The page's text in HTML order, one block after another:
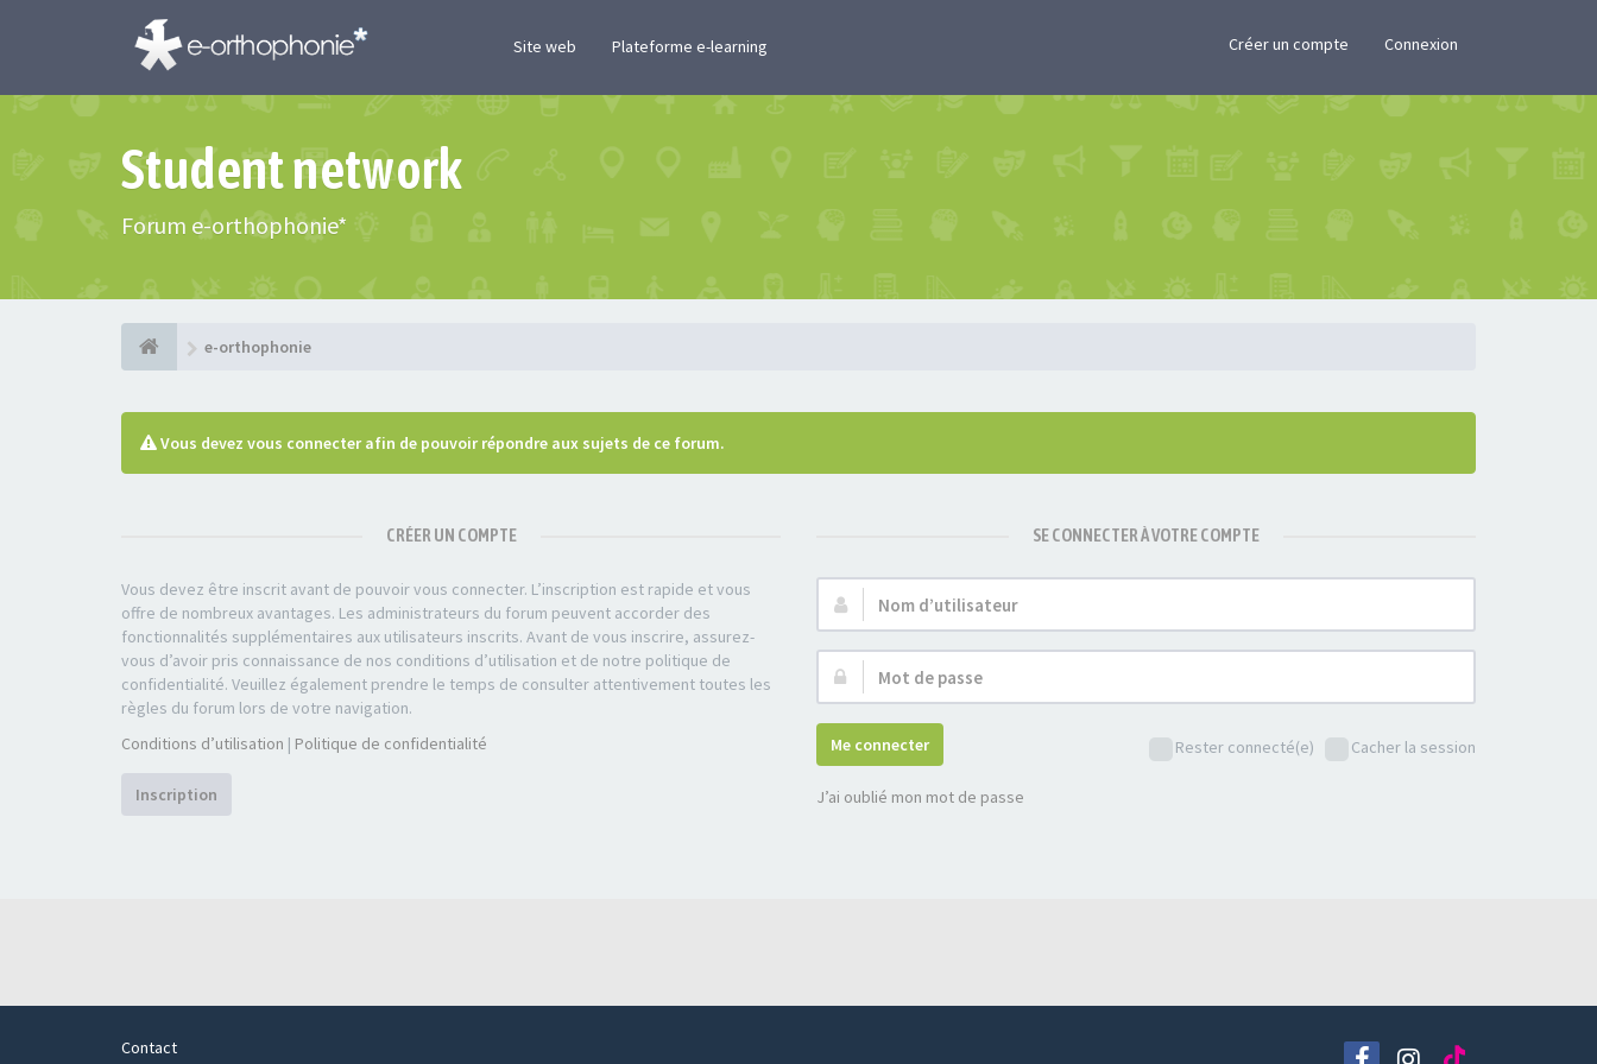
Site web Plateforme e-learning Créer un compte Connexion
Student network
Forum e-orthophonie*
e-orthophonie
Vous devez vous connecter afin de pouvoir répondre aux sujets de ce forum.
CRÉER UN COMPTE
Vous devez être inscrit avant de pouvoir vous connecter. L’inscription est rapide et vous
offre de nombreux avantages. Les administrateurs du forum peuvent accorder des
fonctionnalités supplémentaires aux utilisateurs inscrits. Avant de vous inscrire, assurez-
vous d’avoir pris connaissance de nos conditions d’utilisation et de notre politique de
confidentialité. Veuillez également prendre le temps de consulter attentivement toutes les
règles du forum lors de votre navigation.
Conditions d’utilisation | Politique de confidentialité
Inscription
SE CONNECTER À VOTRE COMPTE
Nom
d’utilisateur :
Mot
de
passe :
Rester connecté(e)
Cacher la session
Me connecter
J’ai oublié mon mot de passe
Contact